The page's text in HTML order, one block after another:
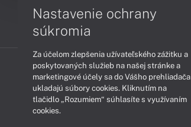
PODPORA A SERVIS
Nastavenie ochrany
súkromia
Za účelom zlepšenia užívateľského zážitku a
poskytovaných služieb na našej stránke a
marketingové účely sa do Vášho prehliadača
ukladajú súbory cookies. Kliknutím na
tlačidlo „Rozumiem“ súhlasíte s využívaním
cookies.